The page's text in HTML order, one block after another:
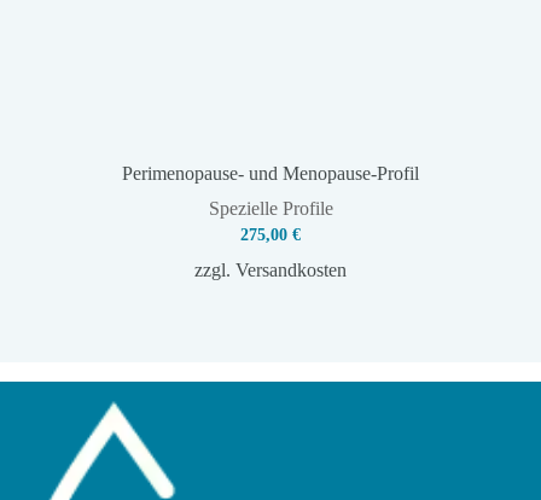
Perimenopause- und Menopause-Profil
Spezielle Profile
275,00 €
zzgl. Versandkosten